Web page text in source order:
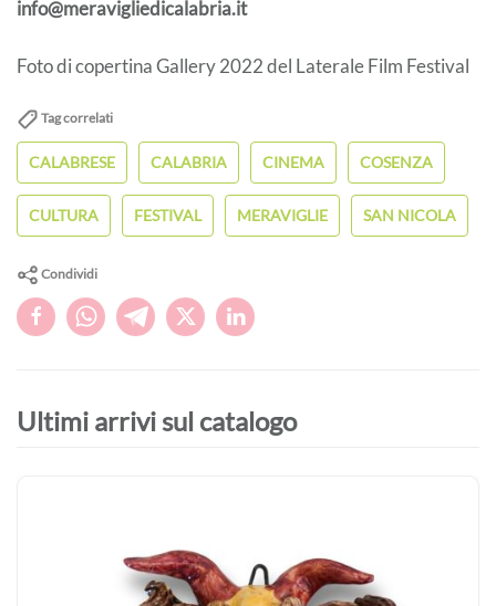
info@meravigliedicalabria.it
Foto di copertina Gallery 2022 del Laterale Film Festival
Tag correlati
CALABRESE CALABRIA CINEMA COSENZA
CULTURA FESTIVAL MERAVIGLIE SAN NICOLA
Condividi
Ultimi arrivi sul catalogo